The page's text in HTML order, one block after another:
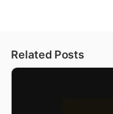
Related Posts